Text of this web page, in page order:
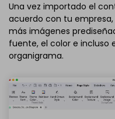
Una vez importado el
acuerdo con tu
más imágenes
fuente, el color e incluso
organigrama.